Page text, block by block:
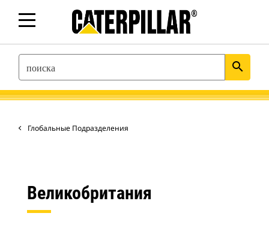
SEARCH search
Глобальные Подразделения
Великобритания